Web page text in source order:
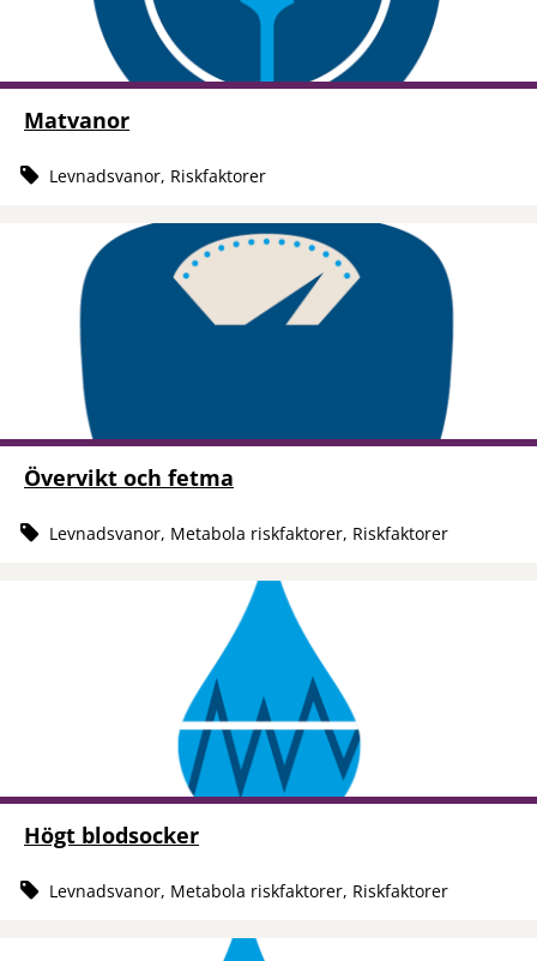
Matvanor
Levnadsvanor, Riskfaktorer
Övervikt och fetma
Levnadsvanor, Metabola riskfaktorer, Riskfaktorer
Högt blodsocker
Levnadsvanor, Metabola riskfaktorer, Riskfaktorer